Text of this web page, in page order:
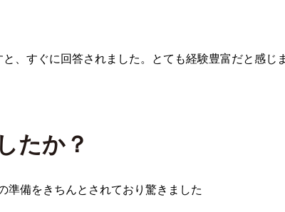
、すぐに回答されました。とても経験豊富だと感じ
たか？
準備をきちんとされており驚きました